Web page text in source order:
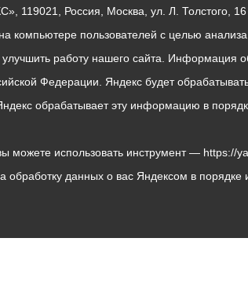
119021, Россия, Москва, ул. Л. Толстого,
пользователей с целью анализа
работу нашего сайта. Информация
Федерации. Яндекс будет
обрабатывает эту информацию в
можете использовать инструмент —
обработку данных о вас Яндексом в порядке